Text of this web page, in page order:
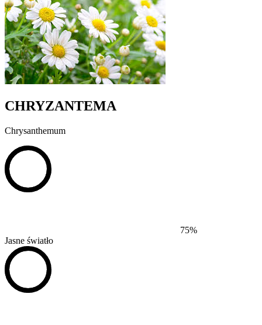
CHRYZANTEMA
Chrysanthemum
75%
Jasne światło